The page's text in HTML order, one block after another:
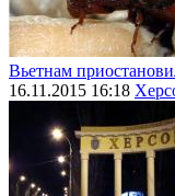
Вьетнам
16.11.2015 16:18